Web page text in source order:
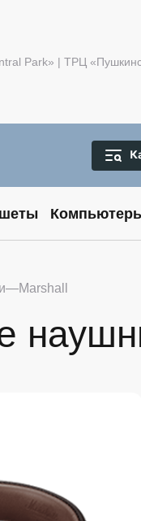
Park» | ТРЦ
Marshall